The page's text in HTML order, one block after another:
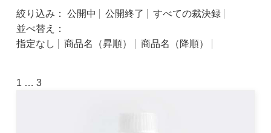
絞り込み： 公開中 公開終了
すべての裁決録
並べ替え：
指定なし
商品名（昇順） 商品名（降順）
1 … 3